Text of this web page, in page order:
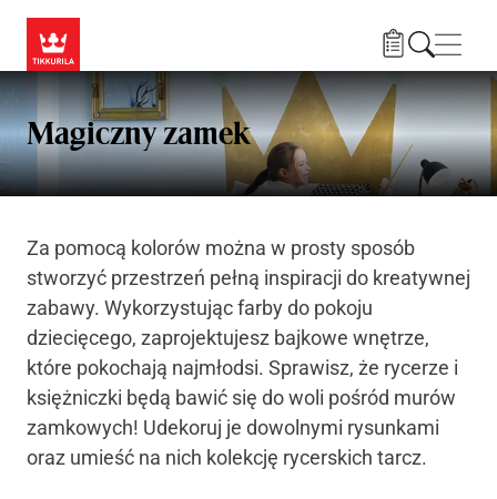
Magiczny zamek
Za pomocą kolorów można w prosty sposób
stworzyć przestrzeń pełną inspiracji do kreatywnej
zabawy. Wykorzystując farby do pokoju
dziecięcego, zaprojektujesz bajkowe wnętrze,
które pokochają najmłodsi. Sprawisz, że rycerze i
księżniczki będą bawić się do woli pośród murów
zamkowych! Udekoruj je dowolnymi rysunkami
oraz umieść na nich kolekcję rycerskich tarcz.